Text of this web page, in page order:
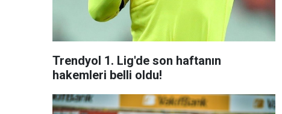
Trendyol 1. Lig'de son haftanın
hakemleri belli oldu!